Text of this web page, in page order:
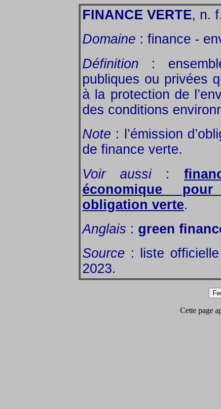
FINANCE VERTE, n.
Domaine : finance -
Définition :
publiques ou privées
à la protection de
des conditions
Note : l’émission
de finance verte.
Voir aussi:
économique pour
obligation verte.
Anglais : green
Source : liste
2023.
Cette page